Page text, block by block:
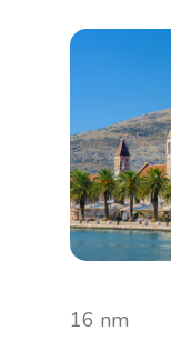
16 nm